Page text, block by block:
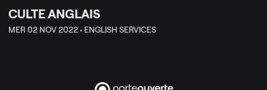
CULTE ANGLAIS
MER 02 NOV 2022 • ENGLISH SERVICES